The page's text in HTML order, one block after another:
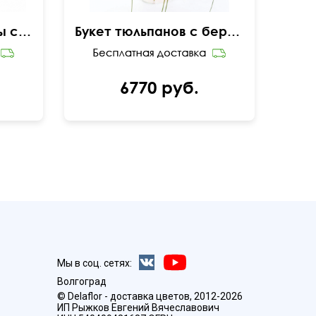
Ароматные гиацинты с тюльпанами Букет тюльпанов с берграссом "Впечатление"
6770 руб.
Мы в соц. сетях:
Волгоград
© Delaflor - доставка цветов, 2012-2026
ИП Рыжков Евгений Вячеславович